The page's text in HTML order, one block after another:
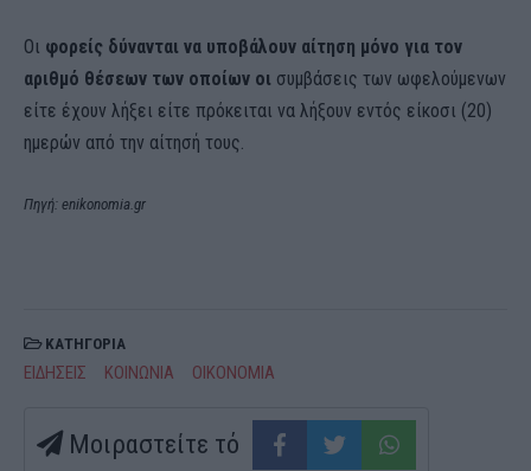
Οι φορείς δύνανται να υποβάλουν αίτηση μόνο για τον
αριθμό θέσεων των οποίων οι συμβάσεις των ωφελούμενων
είτε έχουν λήξει είτε πρόκειται να λήξουν εντός είκοσι (20)
ημερών από την αίτησή τους.
Πηγή: enikonomia.gr
ΚΑΤΗΓΟΡΙΑ
ΕΙΔΗΣΕΙΣ ΚΟΙΝΩΝΙΑ ΟΙΚΟΝΟΜΙΑ
Μοιραστείτε τό